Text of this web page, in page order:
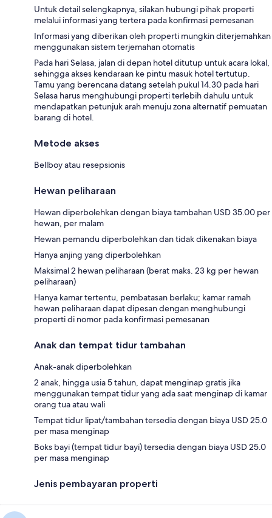
Untuk detail selengkapnya, silakan hubungi pihak properti
melalui informasi yang tertera pada konfirmasi pemesanan
Informasi yang diberikan oleh properti mungkin diterjemahkan
menggunakan sistem terjemahan otomatis
Pada hari Selasa, jalan di depan hotel ditutup untuk acara lokal,
sehingga akses kendaraan ke pintu masuk hotel tertutup.
Tamu yang berencana datang setelah pukul 14.30 pada hari
Selasa harus menghubungi properti terlebih dahulu untuk
mendapatkan petunjuk arah menuju zona alternatif pemuatan
barang di hotel.
Metode akses
Bellboy atau resepsionis
Hewan peliharaan
Hewan diperbolehkan dengan biaya tambahan USD 35.00 per
hewan, per malam
Hewan pemandu diperbolehkan dan tidak dikenakan biaya
Hanya anjing yang diperbolehkan
Maksimal 2 hewan peliharaan (berat maks. 23 kg per hewan
peliharaan)
Hanya kamar tertentu, pembatasan berlaku; kamar ramah
hewan peliharaan dapat dipesan dengan menghubungi
properti di nomor pada konfirmasi pemesanan
Anak dan tempat tidur tambahan
Anak-anak diperbolehkan
2 anak, hingga usia 5 tahun, dapat menginap gratis jika
menggunakan tempat tidur yang ada saat menginap di kamar
orang tua atau wali
Tempat tidur lipat/tambahan tersedia dengan biaya USD 25.0
per masa menginap
Boks bayi (tempat tidur bayi) tersedia dengan biaya USD 25.0
per masa menginap
Jenis pembayaran properti